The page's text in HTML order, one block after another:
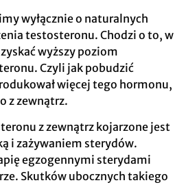
wyłącznie o naturalnych
testosteronu. Chodzi o to, w
wyższy poziom
Czyli jak pobudzić
więcej tego hormonu,
z zewnątrz.
z zewnątrz kojarzone jest
i zażywaniem sterydów.
egzogennymi sterydami
Skutków ubocznych takiego